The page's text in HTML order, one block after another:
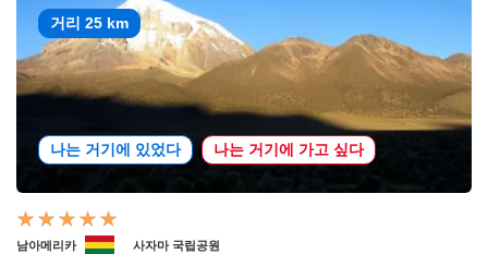
거리 25 km
나는 거기에 있었다 나는 거기에 가고 싶다
남아메리카 사자마 국립공원